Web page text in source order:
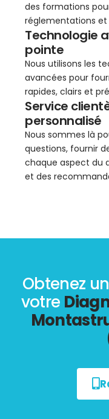
des formations
réglementations et
Technologie
pointe
Nous utilisons les
avancées pour
rapides, clairs et
Service
personnalisé
Nous sommes là
questions, fournir
chaque aspect du
et des
Obtenez
votre